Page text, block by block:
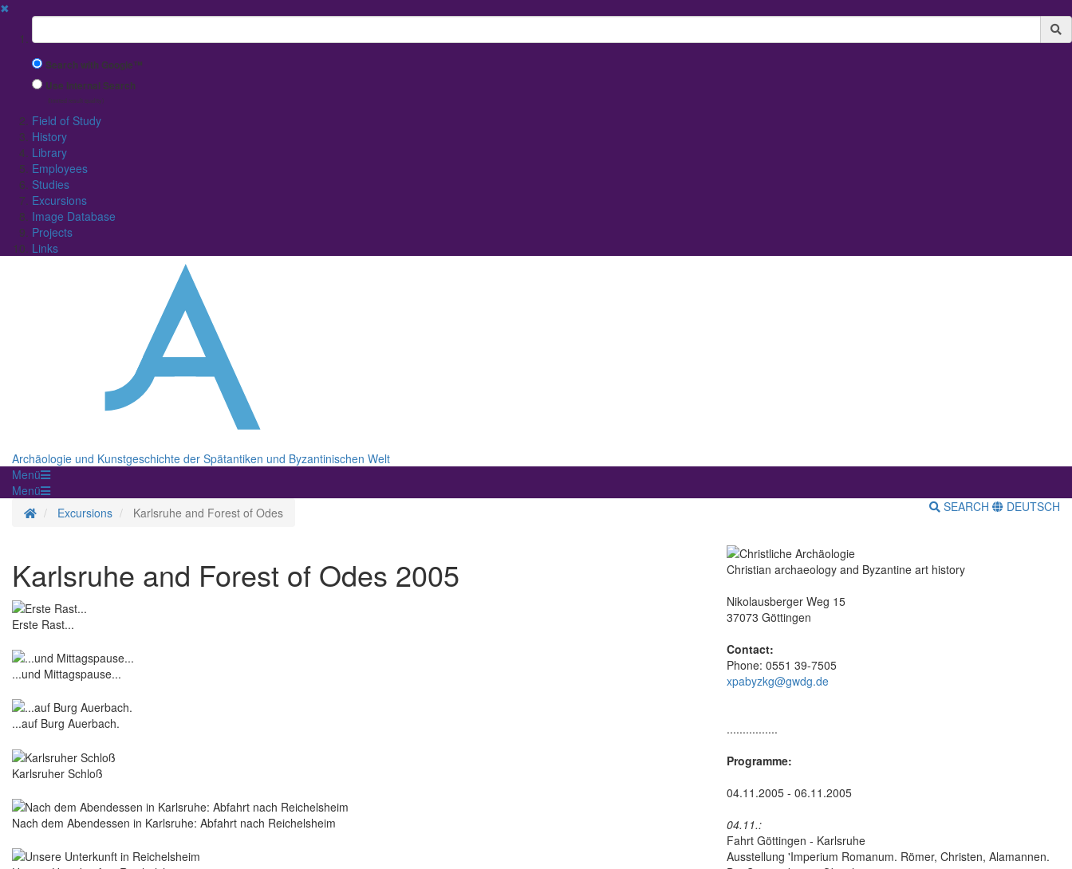
✖
Suchbegriff
Search with Google™
Use Internal Search
(limited result quality)
Field of Study
History
Library
Employees
Studies
Excursions
Image Database
Projects
Links
Archäologie und Kunstgeschichte der Spätantiken und Byzantinischen Welt
Menü
Menü
Homepage
Excursions Karlsruhe and Forest of Odes SEARCH DEUTSCH
Karlsruhe and Forest of Odes 2005
Erste Rast...
...und Mittagspause...
...auf Burg Auerbach.
Karlsruher Schloß
Nach dem Abendessen in Karlsruhe: Abfahrt nach Reichelsheim
Christian archaeology and Byzantine art history
Nikolausberger Weg 15
37073 Göttingen
Contact:
Phone: 0551 39-7505
xpabyzkg@gwdg.de
................
Programme:
04.11.2005 - 06.11.2005
04.11.:
Fahrt Göttingen - Karlsruhe
Ausstellung 'Imperium Romanum. Römer, Christen, Alamannen.